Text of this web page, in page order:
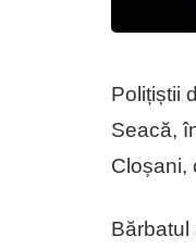
Polițiștii
Seacă,
Cloșani,
Bărbatul